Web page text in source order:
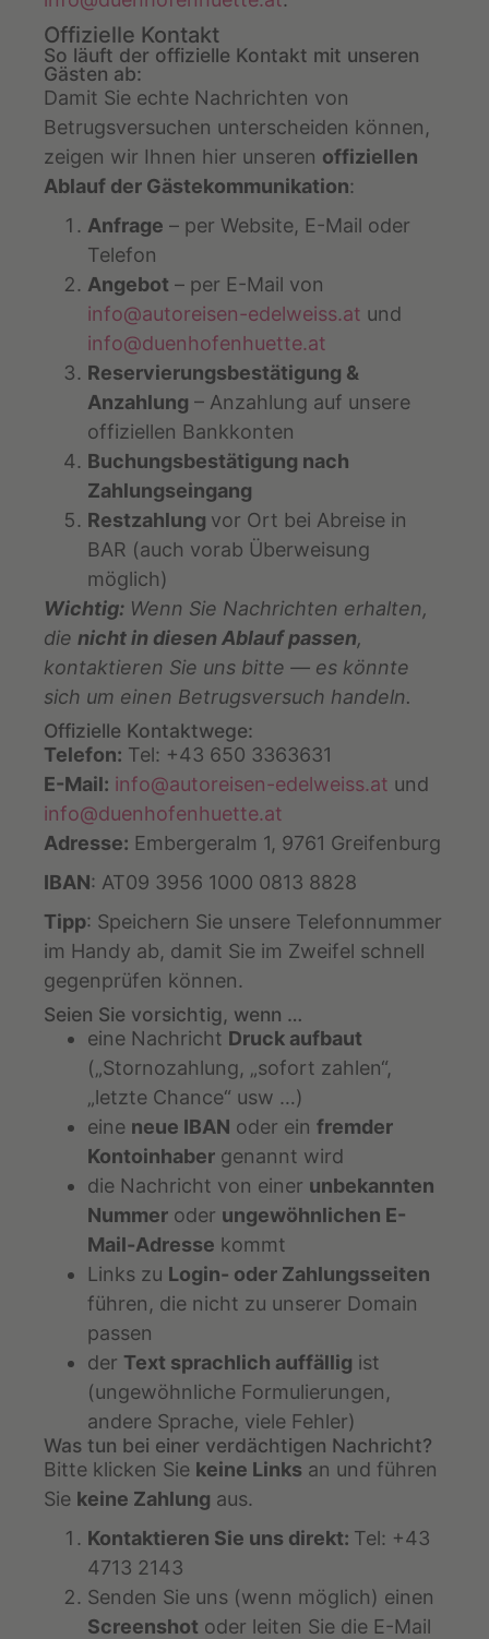
Offizielle Kontakt
So läuft der offizielle Kontakt mit unseren
Gästen ab:
Damit Sie echte Nachrichten von
Betrugsversuchen unterscheiden können,
zeigen wir Ihnen hier unseren offiziellen
Ablauf der Gästekommunikation:
Anfrage – per Website, E-Mail oder
Telefon
Angebot – per E-Mail von
info@autoreisen-edelweiss.at und
info@duenhofenhuette.at
Reservierungsbestätigung &
Anzahlung – Anzahlung auf unsere
offiziellen Bankkonten
Buchungsbestätigung nach
Zahlungseingang
Restzahlung vor Ort bei Abreise in
BAR (auch vorab Überweisung
möglich)
Wichtig: Wenn Sie Nachrichten erhalten,
die nicht in diesen Ablauf passen,
kontaktieren Sie uns bitte — es könnte
sich um einen Betrugsversuch handeln.
Offizielle Kontaktwege:
Telefon: Tel: +43 650 3363631
E-Mail: info@autoreisen-edelweiss.at und
info@duenhofenhuette.at
Adresse: Embergeralm 1, 9761 Greifenburg
IBAN: AT09 3956 1000 0813 8828
Tipp: Speichern Sie unsere Telefonnummer
im Handy ab, damit Sie im Zweifel schnell
gegenprüfen können.
Seien Sie vorsichtig, wenn …
eine Nachricht Druck aufbaut
(„Stornozahlung, „sofort zahlen“,
„letzte Chance“ usw …)
eine neue IBAN oder ein fremder
Kontoinhaber genannt wird
die Nachricht von einer unbekannten
Nummer oder ungewöhnlichen E-
Mail-Adresse kommt
Links zu Login- oder Zahlungsseiten
führen, die nicht zu unserer Domain
passen
der Text sprachlich auffällig ist
(ungewöhnliche Formulierungen,
andere Sprache, viele Fehler)
Was tun bei einer verdächtigen Nachricht?
Bitte klicken Sie keine Links an und führen
Sie keine Zahlung aus.
Kontaktieren Sie uns direkt: Tel: +43
4713 2143
Senden Sie uns (wenn möglich) einen
Screenshot oder leiten Sie die E-Mail